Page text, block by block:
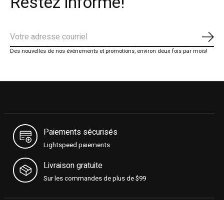
Des nouvelles de nos événements et promotions, environ deux fois par mois!
Paiements sécurisés
Lightspeed paiements
Livraison gratuite
Sur les commandes de plus de $99